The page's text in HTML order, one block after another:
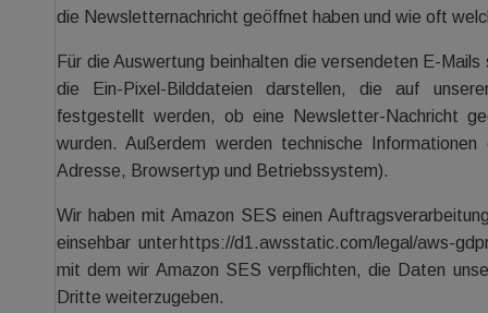
die Newsletternachricht geöffnet haben und wie oft
Für die Auswertung beinhalten die versendeten E-
die Ein-Pixel-Bilddateien darstellen, die auf
festgestellt werden, ob eine Newsletter-Nachricht
wurden. Außerdem werden technische
Adresse, Browsertyp und Betriebssystem).
Wir haben mit Amazon SES einen
einsehbar unter https://d1.awsstatic.com/legal/aws-
mit dem wir Amazon SES verpflichten, die Daten
Dritte weiterzugeben.